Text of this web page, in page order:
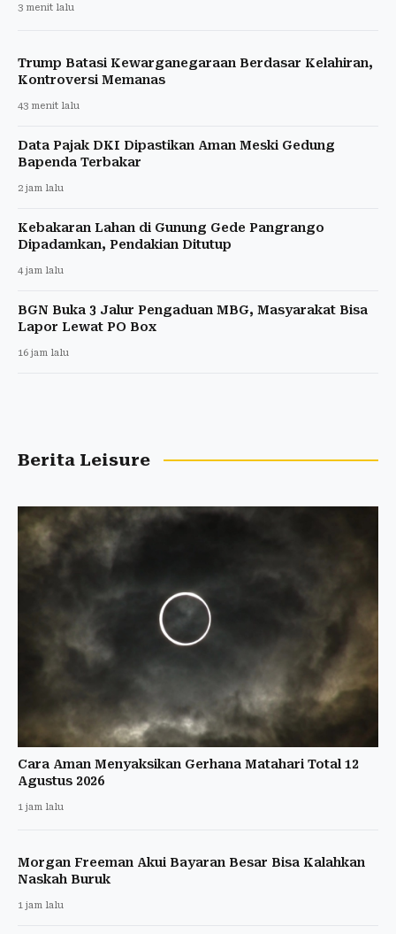
3 menit lalu
Trump Batasi Kewarganegaraan Berdasar Kelahiran,
Kontroversi Memanas
43 menit lalu
Data Pajak DKI Dipastikan Aman Meski Gedung
Bapenda Terbakar
2 jam lalu
Kebakaran Lahan di Gunung Gede Pangrango
Dipadamkan, Pendakian Ditutup
4 jam lalu
BGN Buka 3 Jalur Pengaduan MBG, Masyarakat Bisa
Lapor Lewat PO Box
16 jam lalu
Berita Leisure
Cara Aman Menyaksikan Gerhana Matahari Total 12
Agustus 2026
1 jam lalu
Morgan Freeman Akui Bayaran Besar Bisa Kalahkan
Naskah Buruk
1 jam lalu